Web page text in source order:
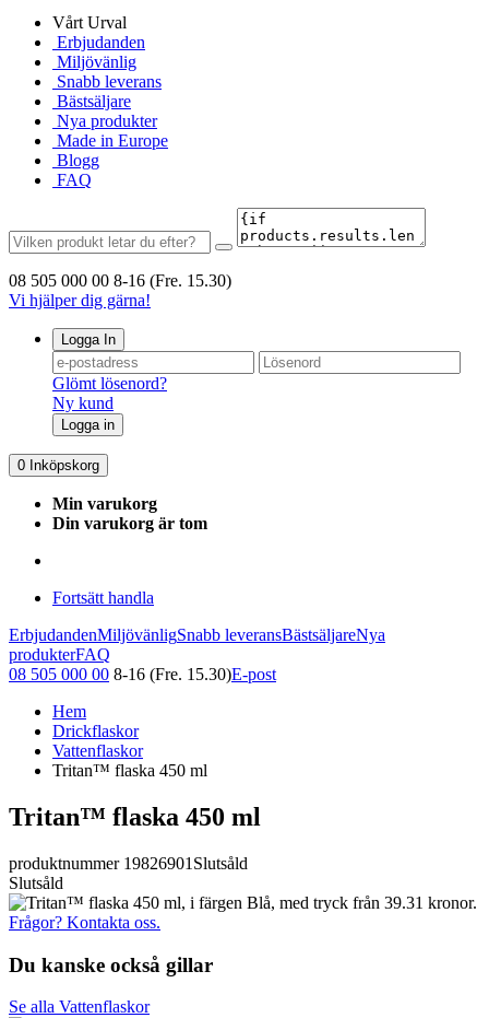
Vårt Urval
Erbjudanden
Miljövänlig
Snabb leverans
Bästsäljare
Nya produkter
Made in Europe
Blogg
FAQ
08 505 000 00 8-16 (Fre. 15.30)
Vi hjälper dig gärna!
Logga In
Glömt lösenord?
Ny kund
Logga in
0 Inköpskorg
Min varukorg
Din varukorg är tom
Fortsätt handla
ErbjudandenMiljövänligSnabb leveransBästsäljareNya
produkterFAQ
08 505 000 00 8-16 (Fre. 15.30)E-post
Hem
Drickflaskor
Vattenflaskor
Tritan™ flaska 450 ml
Tritan™ flaska 450 ml
produktnummer 19826901 Slutsåld
Slutsåld
Frågor? Kontakta oss.
Du kanske också gillar
Se alla Vattenflaskor